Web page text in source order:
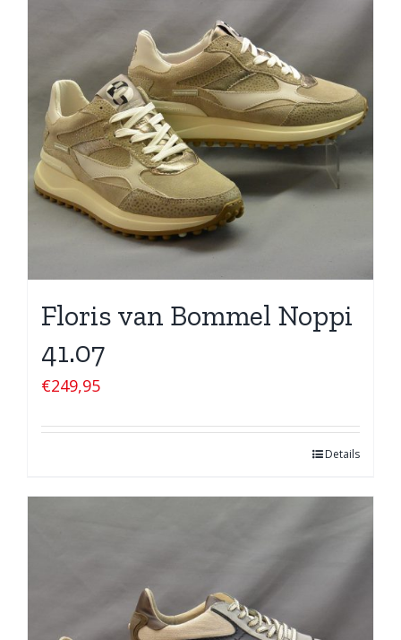
Floris van Bommel Noppi
41.07
€249,95
Details